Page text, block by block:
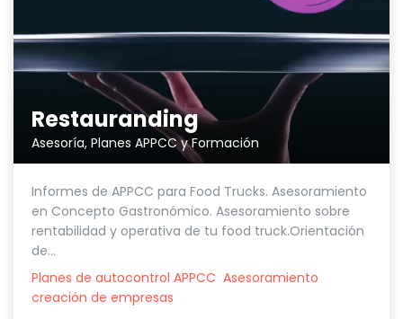
Restauranding
Asesoría, Planes APPCC y Formación
Informes de APPCC para Food Trucks. Asesoramiento
en Concepto Gastronómico. Asesoramiento sobre
rentabilidad y operativa de tu food truck.Orientación
de...
Planes de autocontrol APPCC Asesoramiento
creación de empresas